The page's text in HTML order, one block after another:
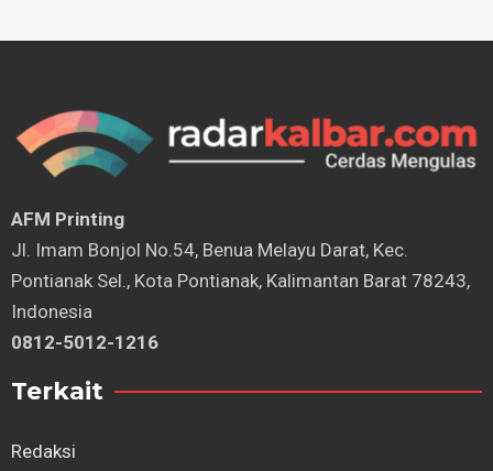
AFM Printing
⁠Jl. Imam Bonjol No.54, Benua Melayu Darat, Kec.
Pontianak Sel., Kota Pontianak, Kalimantan Barat 78243,
Indonesia
0812-5012-1216
Terkait
Redaksi